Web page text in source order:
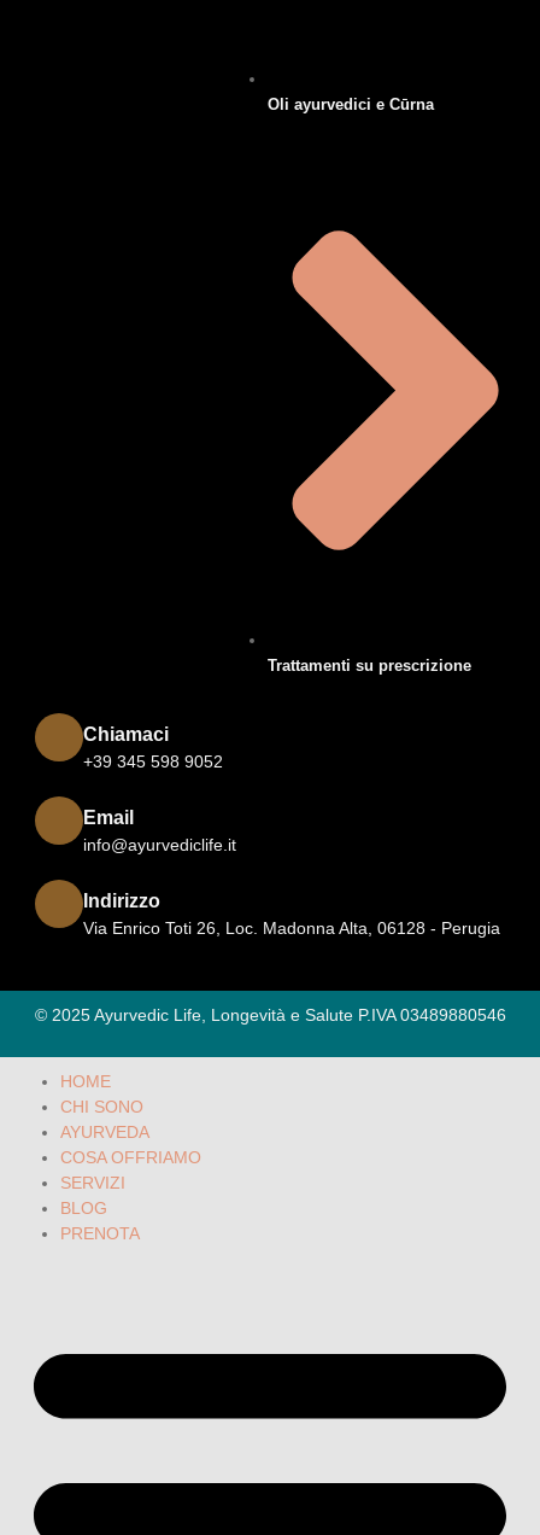
Oli ayurvedici e Cūrna
Trattamenti su prescrizione
Chiamaci
+39 345 598 9052
Email
info@ayurvediclife.it
Indirizzo
Via Enrico Toti 26, Loc. Madonna Alta, 06128 - Perugia
© 2025 Ayurvedic Life, Longevità e Salute P.IVA 03489880546
HOME
CHI SONO
AYURVEDA
COSA OFFRIAMO
SERVIZI
BLOG
PRENOTA